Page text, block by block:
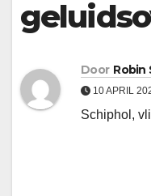
Door Robin
10 APRIL
Schiphol ,